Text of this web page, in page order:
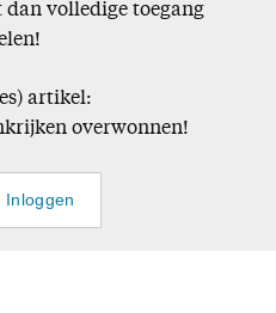
dan volledige toegang
artikel:
overwonnen!
Inloggen